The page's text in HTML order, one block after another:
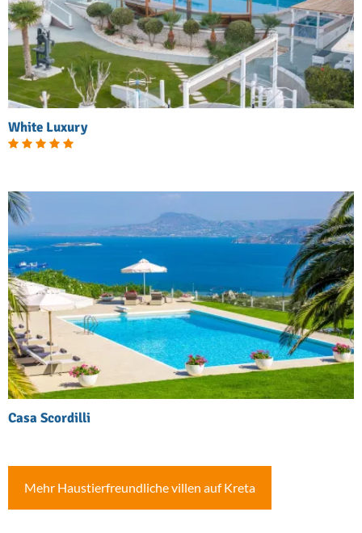
White Luxury
Casa Scordilli
Mehr Haustierfreundliche villen auf Kreta